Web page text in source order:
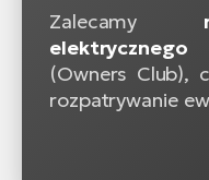
Zalecamy
elektrycznego
(Owners Club),
rozpatrywanie